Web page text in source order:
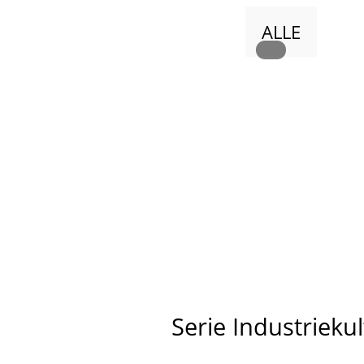
ALLE
Serie